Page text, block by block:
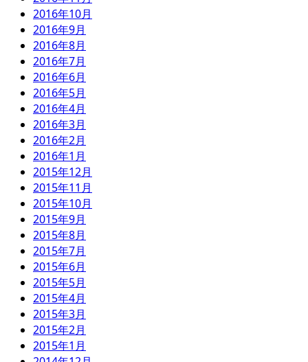
2016年10月
2016年9月
2016年8月
2016年7月
2016年6月
2016年5月
2016年4月
2016年3月
2016年2月
2016年1月
2015年12月
2015年11月
2015年10月
2015年9月
2015年8月
2015年7月
2015年6月
2015年5月
2015年4月
2015年3月
2015年2月
2015年1月